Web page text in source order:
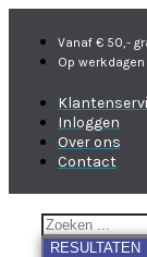
Vanaf € 50,-
Op
Inloggen
Over ons
Contact
RESULTATEN